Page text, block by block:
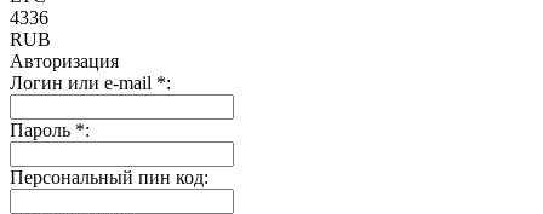
4336
RUB
Авторизация
Логин или e-mail *:
Пароль *:
Персональный пин код: